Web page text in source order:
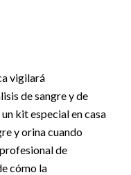
vigilará
de sangre y de
kit especial en casa
y orina cuando
de
cómo la